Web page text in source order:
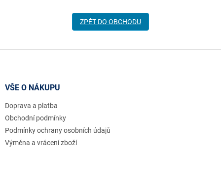
ZPĚT DO OBCHODU
VŠE O NÁKUPU
Doprava a platba
Obchodní podmínky
Podmínky ochrany osobních údajů
Výměna a vrácení zboží